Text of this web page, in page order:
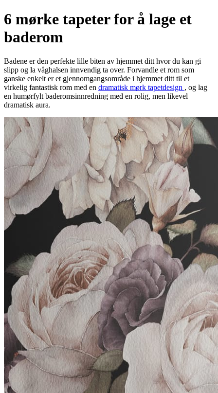
6 mørke tapeter for å lage et
baderom
Badene er den perfekte lille biten av hjemmet ditt hvor du kan gi
slipp og la våghalsen innvendig ta over. Forvandle et rom som
ganske enkelt er et gjennomgangsområde i hjemmet ditt til et
virkelig fantastisk rom med en dramatisk mørk tapetdesign , og lag
en humørfylt baderomsinnredning med en rolig, men likevel
dramatisk aura.